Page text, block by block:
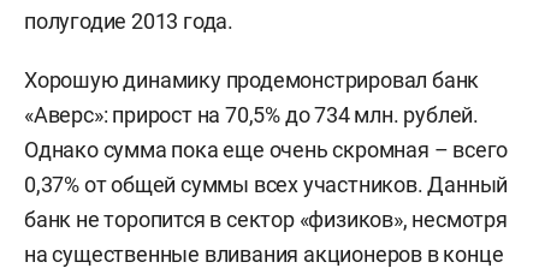
полугодие 2013 года.
Хорошую динамику продемонстрировал банк
«Аверс»: прирост на 70,5% до 734 млн. рублей.
Однако сумма пока еще очень скромная – всего
0,37% от общей суммы всех участников. Данный
банк не торопится в сектор «физиков», несмотря
на существенные вливания акционеров в конце